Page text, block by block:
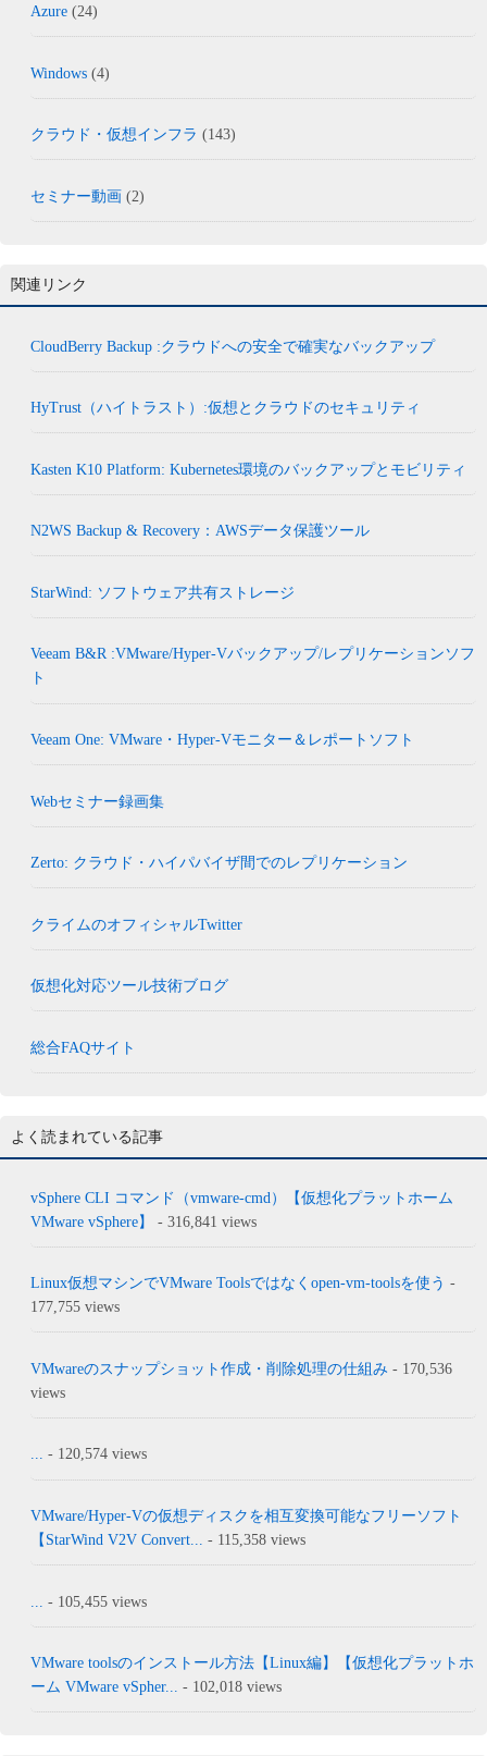
Azure (24)
Windows (4)
クラウド・仮想インフラ (143)
セミナー動画 (2)
関連リンク
CloudBerry Backup :クラウドへの安全で確実なバックアップ
HyTrust（ハイトラスト）:仮想とクラウドのセキュリティ
Kasten K10 Platform: Kubernetes環境のバックアップとモビリティ
N2WS Backup & Recovery：AWSデータ保護ツール
StarWind: ソフトウェア共有ストレージ
Veeam B&R :VMware/Hyper-Vバックアップ/レプリケーションソフ
ト
Veeam One: VMware・Hyper-Vモニター＆レポートソフト
Webセミナー録画集
Zerto: クラウド・ハイパバイザ間でのレプリケーション
クライムのオフィシャルTwitter
仮想化対応ツール技術ブログ
総合FAQサイト
よく読まれている記事
vSphere CLI コマンド（vmware-cmd）【仮想化プラットホーム
VMware vSphere】
- 316,841 views
Linux仮想マシンでVMware Toolsではなくopen-vm-toolsを使う -
177,755 views
VMwareのスナップショット作成・削除処理の仕組み - 170,536
views
... - 120,574 views
VMware/Hyper-Vの仮想ディスクを相互変換可能なフリーソフト
【StarWind V2V Convert...
- 115,358 views
- 105,455 views
VMware toolsのインストール方法【Linux編】【仮想化プラットホ
ーム VMware vSpher... - 102,018 views